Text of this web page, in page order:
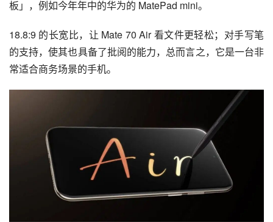
比起各家的 Air 机型，其实 Mate 70 Air 更像是一台「小平
板」，例如今年年中的华为的 MatePad mini。
18.8:9 的长宽比，让 Mate 70 Air 看文件更轻松；对手写笔
的支持，使其也具备了批阅的能力，总而言之，它是一台非
常适合商务场景的手机。